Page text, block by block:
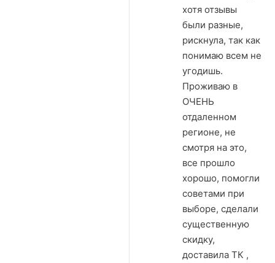
хотя отзывы
были разные,
рискнула, так как
понимаю всем не
угодишь.
Проживаю в
ОЧЕНЬ
отдаленном
регионе, не
смотря на это,
все прошло
хорошо, помогли
советами при
выборе, сделали
существенную
скидку,
доставила ТК ,